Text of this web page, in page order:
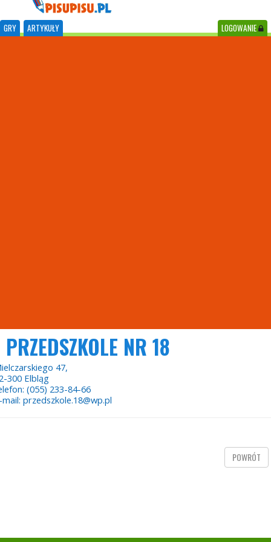
GRY ARTYKUŁY LOGOWANIE
PRZEDSZKOLE NR 18
47,
300 Elbląg
(055) 233-84-66
przedszkole.18@wp.pl
POWRÓT